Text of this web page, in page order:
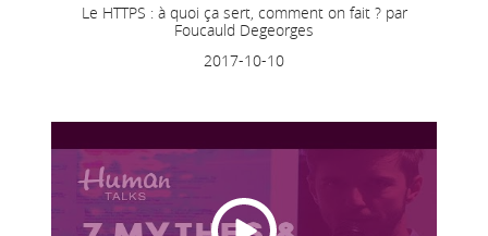
Le HTTPS : à quoi ça sert, comment on fait ? par
Foucauld Degeorges
2017-10-10